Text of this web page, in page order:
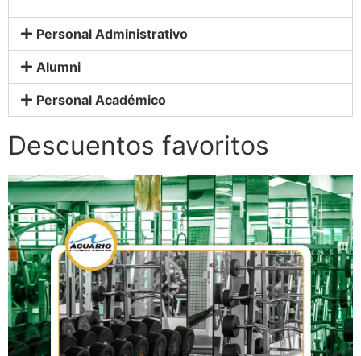
Personal Administrativo
Alumni
Personal Académico
Descuentos favoritos